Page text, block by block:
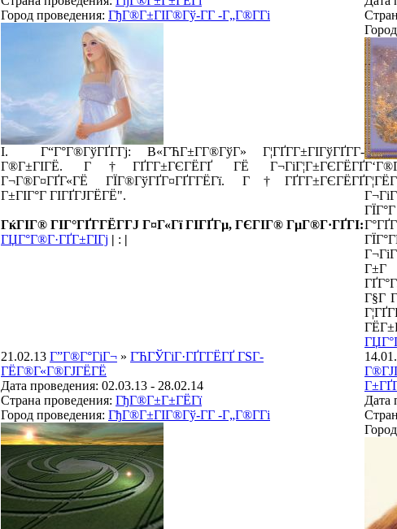
Город проведения: ГђГ®Г±ГІГ®Гў-Г­Г -Г„Г®Г­Гі
I. Г“Г°Г®ГўГҐГ­Гј: В«ГЋГ±Г­Г®ГўГ» Г¦ГҐГ­Г±ГІГўГҐГ­Г­
Г®Г±ГІГЁ. Г†ГҐГ­Г±ГЄГЁГҐ ГЁ Г¬ГіГ¦Г±ГЄГЁГҐ
Г¬Г®Г¤ГҐГ«ГЁ ГЇГ®ГўГҐГ¤ГҐГ­ГЁГї. Г†ГҐГ­Г±ГЄГЁГҐ
Г±ГІГ°Г ГІГҐГЈГЁГЁ".
ГќГІГ® ГІГ°ГҐГ­ГЁГ­ГЈ Г¤Г«Гї ГІГҐГµ, ГЄГІГ® ГµГ®Г·ГҐГІ:
ГЏГ°Г®Г·ГҐГ±ГІГј | : |
Г±Г
Г§Г
21.02.13 Г”Г®Г°ГіГ¬ » ГЋГЎГіГ·ГҐГ­ГЁГҐ ГЅГ­
ГЁГ®Г«Г®ГЈГЁГЁ
Дата проведения: 02.03.13 - 28.02.14
Страна проведения: ГђГ®Г±Г±ГЁГї
Город проведения: ГђГ®Г±ГІГ®Гў-Г­Г -Г„Г®Г­Гі
Дата